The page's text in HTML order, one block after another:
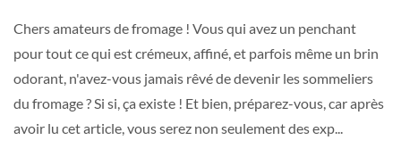
Chers amateurs de fromage ! Vous qui avez un penchant
pour tout ce qui est crémeux, affiné, et parfois même un brin
odorant, n'avez-vous jamais rêvé de devenir les sommeliers
du fromage ? Si si, ça existe ! Et bien, préparez-vous, car après
avoir lu cet article, vous serez non seulement des exp...